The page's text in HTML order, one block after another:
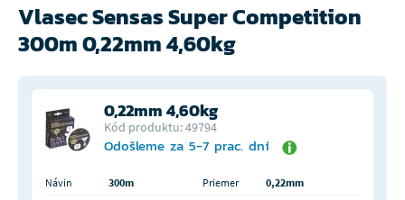
Vlasec Sensas Super Competition
300m 0,22mm 4,60kg
0,22mm 4,60kg
Kód produktu: 49794
Odošleme za 5-7 prac. dní
Návin 300m Priemer
0,22mm